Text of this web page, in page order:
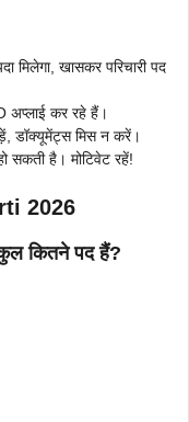
मिलेगा, खासकर परिचारी पद
अप्लाई कर रहे हैं।
डॉक्यूमेंट्स मिस न करें।
है। मोटिवेट रहें!
2026
कितने पद हैं?